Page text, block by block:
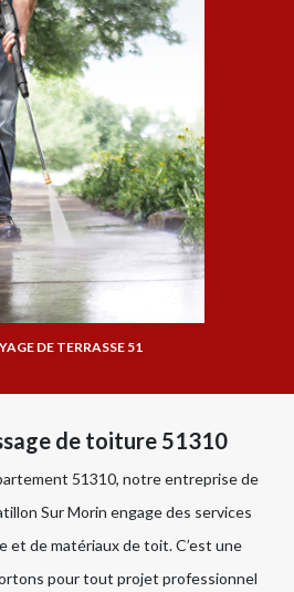
DE TERRASSE 51
de toiture 51310
51310, notre entreprise de
Sur Morin engage des services
de matériaux de toit. C’est une
pour tout projet professionnel